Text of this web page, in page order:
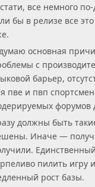
все немного
бы в релизе все
основная
с
барьер,
пве и пвп
форумов
должны быть
Иначе —
пилить игру
рост базы.